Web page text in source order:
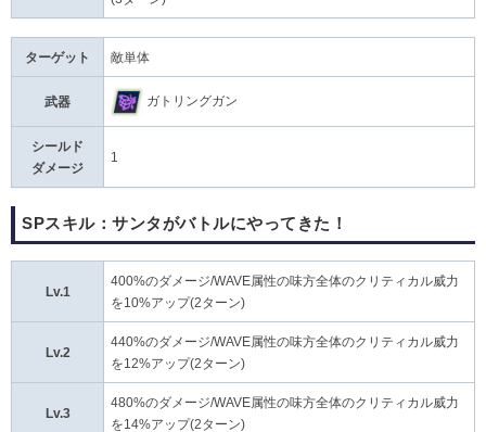
ターゲット 敵単体
武器 ガトリングガン
シールド
ダメージ
1
SPスキル：サンタがバトルにやってきた！
Lv.1
400%のダメージ/WAVE属性の味方全体のクリティカル威力
を10%アップ(2ターン)
Lv.2
440%のダメージ/WAVE属性の味方全体のクリティカル威力
を12%アップ(2ターン)
Lv.3
480%のダメージ/WAVE属性の味方全体のクリティカル威力
を14%アップ(2ターン)